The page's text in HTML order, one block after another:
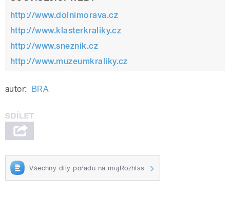
http://www.dolnimorava.cz
http://www.klasterkraliky.cz
http://www.sneznik.cz
http://www.muzeumkraliky.cz
autor: BRA
Všechny díly pořadu na mujRozhlas